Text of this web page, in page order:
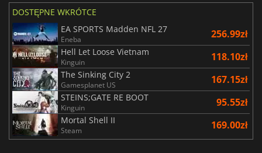
DOSTĘPNE WKRÓTCE
EA SPORTS Madden NFL 27
Eneba 256.99zł
Hell Let Loose Vietnam
Kinguin 118.10zł
The Sinking City 2
Gamesplanet US 167.15zł
STEINS;GATE RE BOOT
Kinguin 95.55zł
Mortal Shell II
Steam 169.00zł